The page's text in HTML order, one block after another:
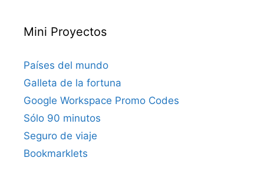
Mini Proyectos
Países del mundo
Galleta de la fortuna
Google Workspace Promo Codes
Sólo 90 minutos
Seguro de viaje
Bookmarklets